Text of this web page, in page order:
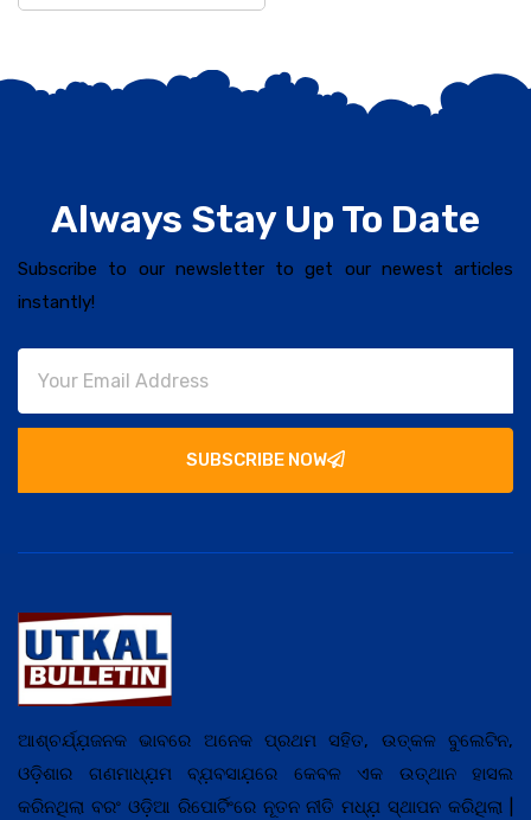
Always Stay Up To Date
Subscribe to our newsletter to get our newest articles
instantly!
SUBSCRIBE NOW
ଆଶ୍ଚର୍ଯ୍ଯ଼ଜନକ ଭାବରେ ଅନେକ ପ୍ରଥମ ସହିତ, ଉତ୍କଳ ବୁଲେଟିନ,
ଓଡ଼ିଶାର ଗଣମାଧ୍ଯ଼ମ ବ୍ଯ଼ବସାଯ଼ରେ କେବଳ ଏକ ଉତ୍ଥାନ ହାସଲ
କରିନଥିଲା ବରଂ ଓଡ଼ିଆ ରିପୋର୍ଟିଂରେ ନୂତନ ନୀତି ମଧ୍ଯ଼ ସ୍ଥାପନ କରିଥିଲା |